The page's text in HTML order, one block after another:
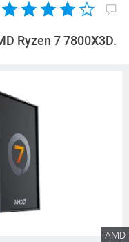
Ryzen 7 7800X3D.
AMD